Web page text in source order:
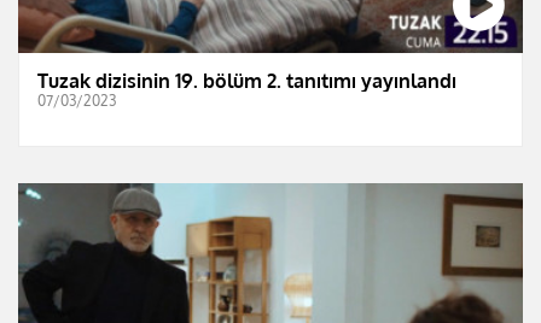
Tuzak dizisinin 19. bölüm 2. tanıtımı yayınlandı
07/03/2023